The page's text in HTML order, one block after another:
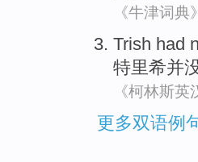
《牛津词典》
Trish had
特里希并
《柯林斯英
更多双语例